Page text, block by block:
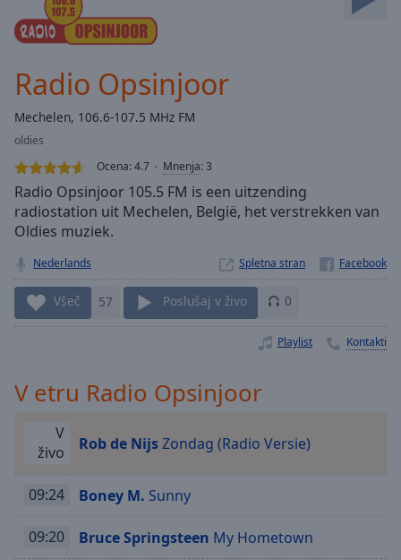
Skip
Forward
Current
Time0:00
-:-
Loaded
0.00%
Stream
TypeLIVE
Seek to
currently
behind
liveLIVE
Remaining
Time-
1x
Playback
Chapters
Radio Opsinjoor
Mechelen, 106.6-107.5 MHz FM
oldies
Ocena:4.7 Mnenja:3
Radio Opsinjoor 105.5 FM is een uitzending
radiostation uit Mechelen, België, het verstrekken van
Oldies muziek.
Nederlands Spletna stran
Všeč 57 Poslušaj v živo 0
Playlist Kontakti
V etru Radio Opsinjoor
V
živo
Rob de NijsZondag (Radio Versie)
09:24 Boney M. Sunny
09:20 Bruce Springsteen My Hometown